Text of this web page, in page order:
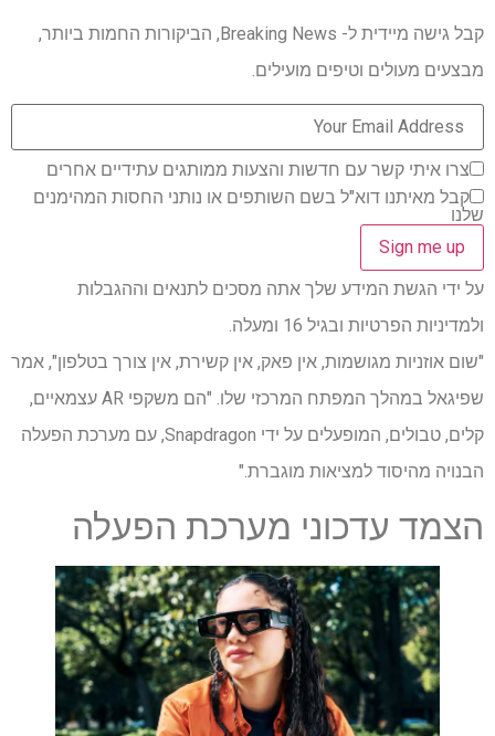
קבל גישה מיידית ל- Breaking News, הביקורות החמות ביותר,
מבצעים מעולים וטיפים מועילים.
צרו איתי קשר עם חדשות והצעות ממותגים עתידיים אחרים
קבל מאיתנו דוא"ל בשם השותפים או נותני החסות המהימנים
שלנו
על ידי הגשת המידע שלך אתה מסכים לתנאים וההגבלות
ולמדיניות הפרטיות ובגיל 16 ומעלה.
"שום אוזניות מגושמות, אין פאק, אין קשירת, אין צורך בטלפון", אמר
שפיגאל במהלך המפתח המרכזי שלו. "הם משקפי AR עצמאיים,
קלים, טבולים, המופעלים על ידי Snapdragon, עם מערכת הפעלה
הבנויה מהיסוד למציאות מוגברת."
הצמד עדכוני מערכת הפעלה